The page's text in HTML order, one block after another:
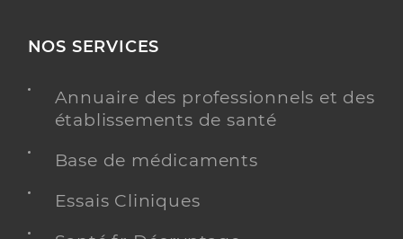
NOS SERVICES
Annuaire des professionnels et des
établissements de santé
Base de médicaments
Essais Cliniques